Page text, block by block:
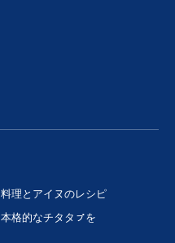
料理とアイヌのレシピ
本格的なチタタㇷ゚を